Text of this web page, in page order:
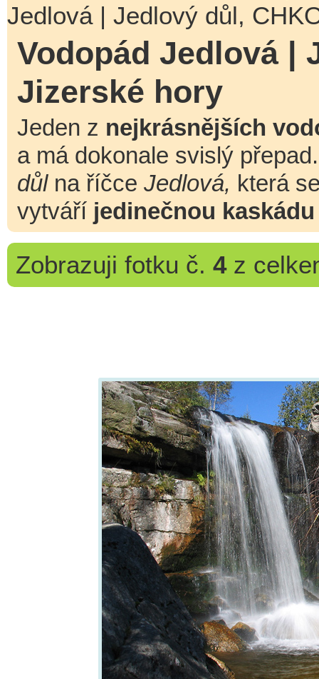
Jedlová | Jedlový důl,
Vodopád Jedlová |
Jizerské hory
Jeden z nejkrásnějších
a má dokonale svislý
důlna říčce Jedlová, která
vytváří jedinečnou kaskádu
Zobrazuji fotku č. 4z